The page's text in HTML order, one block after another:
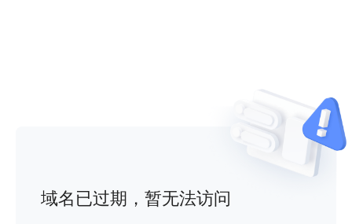
域名已过期，暂无法访问